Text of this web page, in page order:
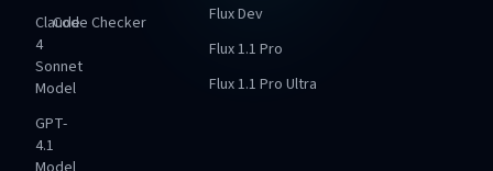
Claude
4
Sonnet
Model
GPT-
4.1
Code Checker
Flux Dev
Flux 1.1 Pro
Flux 1.1 Pro Ultra